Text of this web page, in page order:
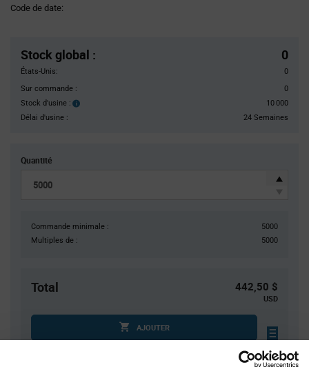
Code de date:
Stock global : 0
États-Unis:
0
Sur commande :
0
Stock d'usine :
Stock
10 000
Délai d'usine :
24 Semaines
Quantité
Commande minimale :
5000
Multiples de :
5000
Total 442,50 $
USD
AJOUTER